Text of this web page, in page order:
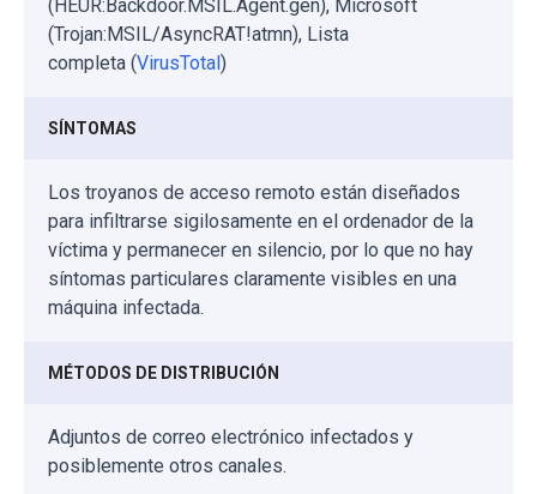
(HEUR:Backdoor.MSIL.Agent.gen), Microsoft
(Trojan:MSIL/AsyncRAT!atmn), Lista
completa (VirusTotal )
SÍNTOMAS
Los troyanos de acceso remoto están diseñados
para infiltrarse sigilosamente en el ordenador de la
víctima y permanecer en silencio, por lo que no hay
síntomas particulares claramente visibles en una
máquina infectada.
MÉTODOS DE DISTRIBUCIÓN
Adjuntos de correo electrónico infectados y
posiblemente otros canales.